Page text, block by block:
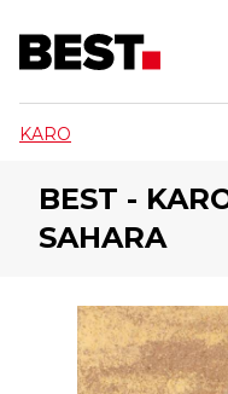
KARO
BEST -
SAHARA